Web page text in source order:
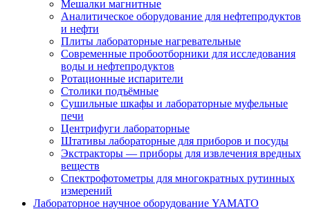
Мешалки магнитные
Аналитическое оборудование для нефтепродуктов
и нефти
Плиты лабораторные нагревательные
Современные пробоотборники для исследования
воды и нефтепродуктов
Ротационные испарители
Столики подъёмные
Сушильные шкафы и лабораторные муфельные
печи
Центрифуги лабораторные
Штативы лабораторные для приборов и посуды
Экстракторы — приборы для извлечения вредных
веществ
Спектрофотометры для многократных рутинных
измерений
Лабораторное научное оборудование YAMATO